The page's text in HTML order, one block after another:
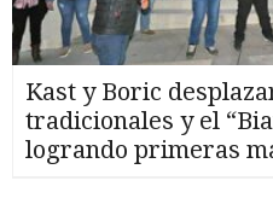
Kast y Boric
tradicionales y el
logrando primeras